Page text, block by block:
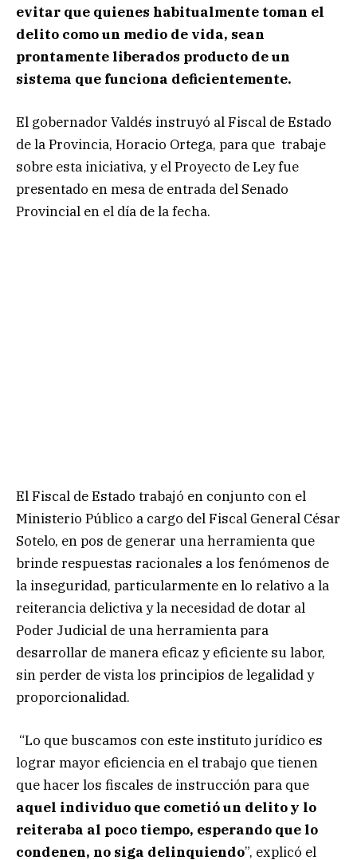
evitar que quienes habitualmente toman el
delito como un medio de vida, sean
prontamente liberados producto de un
sistema que funciona deficientemente.
El gobernador Valdés instruyó al Fiscal de Estado
de la Provincia, Horacio Ortega, para que trabaje
sobre esta iniciativa, y el Proyecto de Ley fue
presentado en mesa de entrada del Senado
Provincial en el día de la fecha.
El Fiscal de Estado trabajó en conjunto con el
Ministerio Público a cargo del Fiscal General César
Sotelo, en pos de generar una herramienta que
brinde respuestas racionales a los fenómenos de
la inseguridad, particularmente en lo relativo a la
reiterancia delictiva y la necesidad de dotar al
Poder Judicial de una herramienta para
desarrollar de manera eficaz y eficiente su labor,
sin perder de vista los principios de legalidad y
proporcionalidad.
“Lo que buscamos con este instituto jurídico es
lograr mayor eficiencia en el trabajo que tienen
que hacer los fiscales de instrucción para que
aquel individuo que cometió un delito y lo
reiteraba al poco tiempo, esperando que lo
condenen, no siga delinquiendo”, explicó el